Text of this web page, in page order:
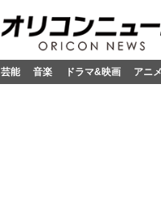
芸能 音楽 ドラマ&映画 アニ